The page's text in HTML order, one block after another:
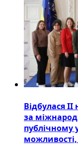
Відбулася
за
публічному